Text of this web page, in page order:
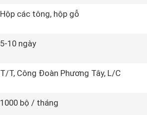
Hộp các tông, hộp gỗ
5-10 ngày
T/T, Công Đoàn Phương Tây, L/C
1000 bộ / tháng